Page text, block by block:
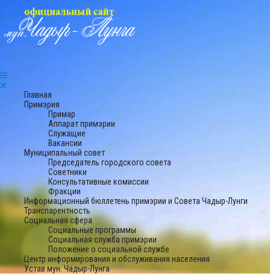
Главная
Примэрия
Примар
Аппарат примэрии
Служащие
Вакансии
Муниципальный совет
Председатель городского совета
Советники
Консультативные комиссии
Фракции
Информационный бюллетень примэрии и Совета Чадыр-Лунги
Транспарентность
Социальная сфера
Социальные программы
Социальная служба примэрии
Положение о социальной службе
Центр информирования и обслуживания населения
Устав мун. Чадыр-Лунга